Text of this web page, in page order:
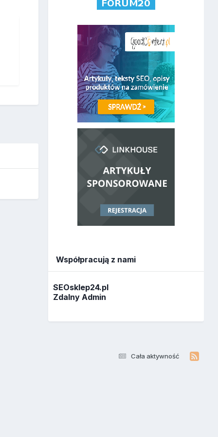
Współpracują z nami
SEOsklep24.pl
Zdalny Admin
Cała aktywność